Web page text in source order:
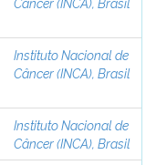
Instituto Nacional de
Câncer (INCA), Brasil
Instituto Nacional de
Câncer (INCA), Brasil